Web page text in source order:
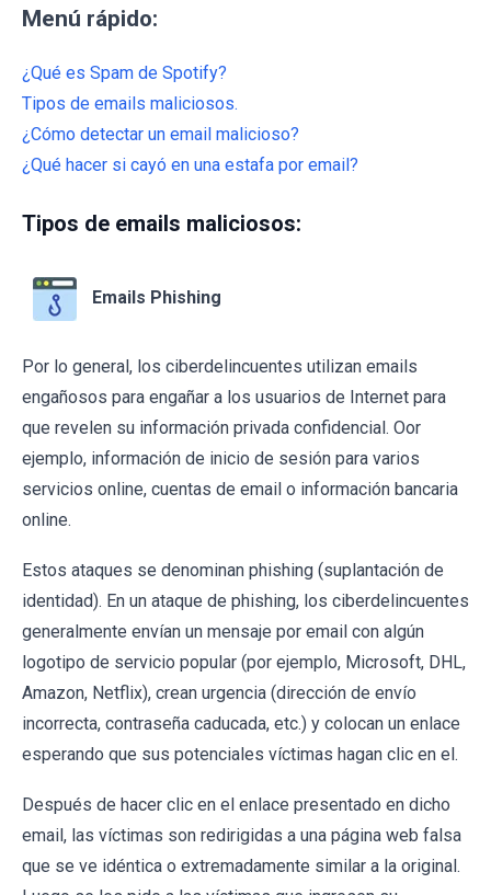
Menú rápido:
¿Qué es Spam de Spotify?
Tipos de emails maliciosos.
¿Cómo detectar un email malicioso?
¿Qué hacer si cayó en una estafa por email?
Tipos de emails maliciosos:
Emails Phishing
Por lo general, los ciberdelincuentes utilizan emails
engañosos para engañar a los usuarios de Internet para
que revelen su información privada confidencial. Oor
ejemplo, información de inicio de sesión para varios
servicios online, cuentas de email o información bancaria
online.
Estos ataques se denominan phishing (suplantación de
identidad). En un ataque de phishing, los ciberdelincuentes
generalmente envían un mensaje por email con algún
logotipo de servicio popular (por ejemplo, Microsoft, DHL,
Amazon, Netflix), crean urgencia (dirección de envío
incorrecta, contraseña caducada, etc.) y colocan un enlace
esperando que sus potenciales víctimas hagan clic en el.
Después de hacer clic en el enlace presentado en dicho
email, las víctimas son redirigidas a una página web falsa
que se ve idéntica o extremadamente similar a la original.